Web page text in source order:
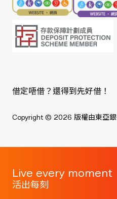
借定唔借？還得到先好借！
Copyright © 2026 版權由東亞銀
Live every moment
活出每刻